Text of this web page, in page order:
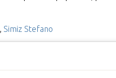
, Simiz Stefano